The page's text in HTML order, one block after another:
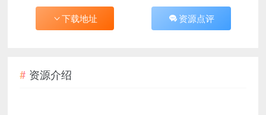
下载地址 资源点评
资源介绍